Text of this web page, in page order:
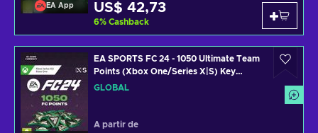
EA App US$ 42,73
6% Cashback
EA SPORTS FC 24 - 1050 Ultimate Team
Points (Xbox One/Series X|S) Key
GLOBAL
GLOBAL
A partir de